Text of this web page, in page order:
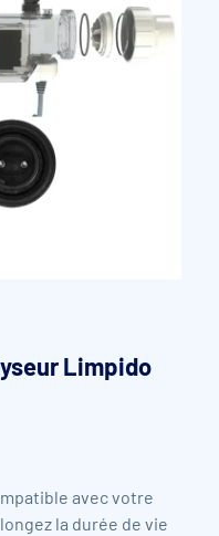
filtration
Limpido
avec votre
la durée de vie